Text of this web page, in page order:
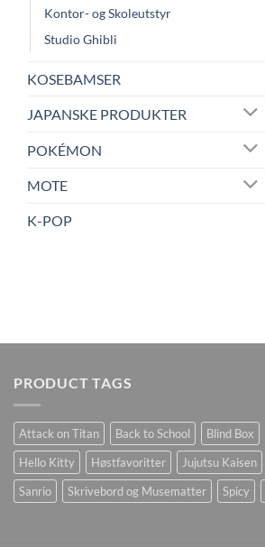
Kontor- og Skoleutstyr
Studio Ghibli
KOSEBAMSER
JAPANSKE PRODUKTER
POKÉMON
MOTE
K-POP
PRODUCT TAGS
Attack on Titan Back to School Blind Box
Hello Kitty
Høstfavoritter Jujutsu Kaisen
Sanrio
Skrivebord og Musematter Spicy